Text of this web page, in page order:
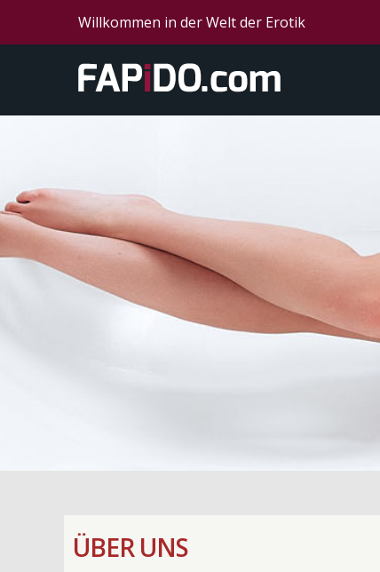
Willkommen in der Welt der Erotik
ÜBER UNS